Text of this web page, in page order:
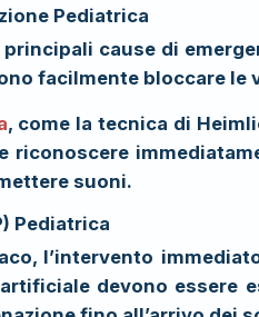
ione Pediatrica
cause di
facilmente bloccare le
, come la tecnica di
riconoscere
suoni.
Pediatrica
l’intervento
devono essere